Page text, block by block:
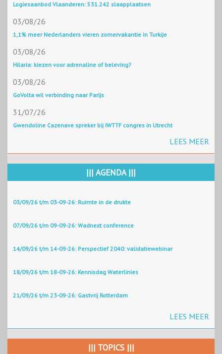
Logiesaanbod Vlaanderen: 531.242 slaapplaatsen
03/08/26
1,1% meer Nederlanders vieren zomervakantie in Turkije
03/08/26
Hilaria: kiezen voor adrenaline of beleving?
03/08/26
GoVolta wil verbinding naar Parijs
31/07/26
Gwendoline Cazenave spreker bij IWTTF congres in Utrecht
LEES MEER
||| AGENDA |||
03/09/26 t/m 03-09-26: Ruimte in de drukte
07/09/26 t/m 09-09-26: Wadnext conference
14/09/26 t/m 14-09-26: Perspectief 2040: validatiewebinar
18/09/26 t/m 18-09-26: Kennisdag Waterlinies
21/09/26 t/m 23-09-26: Gastvrij Rotterdam
LEES MEER
||| TOPICS |||